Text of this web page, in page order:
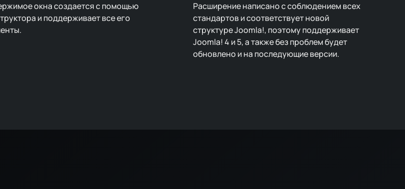
окна создается с помощью
и поддерживает все его
Расширение написано с соблюдением всех
стандартов и соответствует новой
структуре Joomla!, поэтому поддерживает
Joomla! 4 и 5, а также без проблем будет
обновлено и на последующие версии.